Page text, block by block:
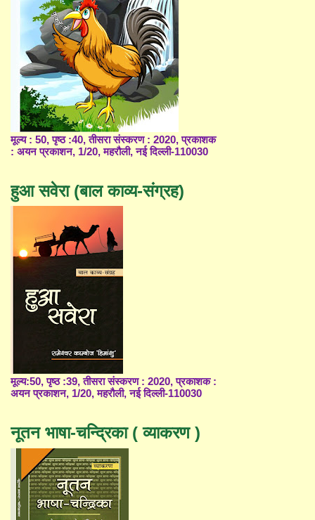
मूल्य : 50, पृष्ठ :40, तीसरा संस्करण : 2020, प्रकाशक
: अयन प्रकाशन, 1/20, महरौली, नई दिल्ली-110030
हुआ सवेरा (बाल काव्य-संग्रह)
मूल्य:50, पृष्ठ :39, तीसरा संस्करण : 2020, प्रकाशक :
अयन प्रकाशन, 1/20, महरौली, नई दिल्ली-110030
नूतन भाषा-चन्द्रिका ( व्याकरण )